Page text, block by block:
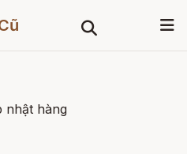
nhật hàng